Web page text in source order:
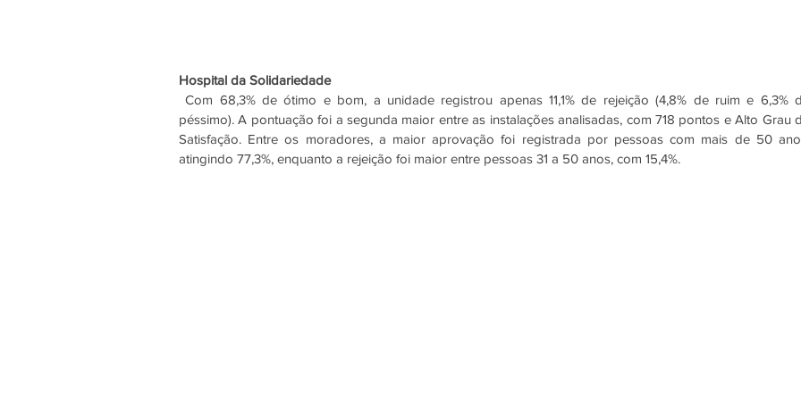
Hospital da Solidariedade
Com 68,3% de ótimo e bom, a unidade registrou apenas 11,1% de rejeição (4,8% de ruim e 6,3% de
péssimo). A pontuação foi a segunda maior entre as instalações analisadas, com 718 pontos e Alto Grau
Satisfação. Entre os moradores, a maior aprovação foi registrada por pessoas com mais de 50
atingindo 77,3%, enquanto a rejeição foi maior entre pessoas 31 a 50 anos, com 15,4%.